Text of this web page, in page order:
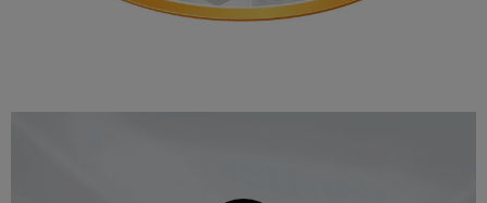
화
크